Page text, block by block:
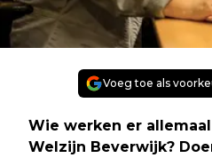
Voeg toe als
Wie werken er
Welzijn Beverwijk?